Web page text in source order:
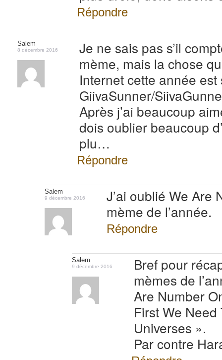
Répondre
Salem
8 décembre 2016
Je ne sais pas s’il
mème, mais la chose
Internet cette année
GiivaSunner/
Après j’ai beaucoup
dois oublier beaucoup
plu…
Répondre
Salem
9 décembre 2016
J’ai oublié We Are
mème de l’année.
Répondre
Salem
9 décembre 2016
Bref pour
mèmes de
Are Number
First We Need
Universes ».
Par contre